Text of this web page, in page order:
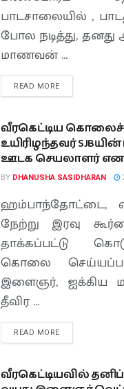
பாடசாலையில் ,
போல நடித்து, தனது
மாணவன் ...
READ MORE
வீரகெட்டிய கொலைச்
உயிரிழந்தவர்
ஊடக செயலாளர்
BY DHANUSHA SASIDHARAN
ஹம்பாந்தோட்டை,
நேற்று இரவு
தாக்கப்பட்டு
கொலை
இளைஞர், ஐக்கிய
தீவிர ...
READ MORE
வீரகெட்டியவில்